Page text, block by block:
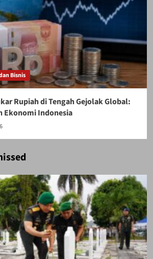
Bisnis
Rupiah di Tengah Gejolak Global:
Ekonomi Indonesia